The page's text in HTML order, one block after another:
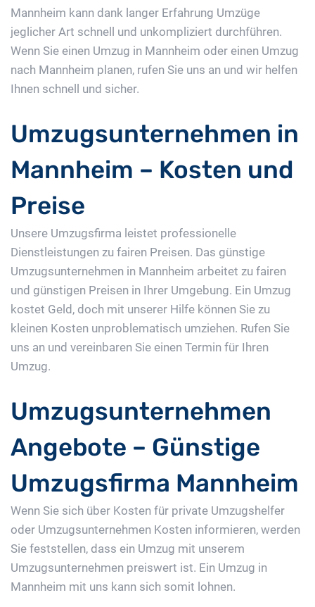
Mannheim kann dank langer Erfahrung Umzüge
jeglicher Art schnell und unkompliziert durchführen.
Wenn Sie einen Umzug in Mannheim oder einen Umzug
nach Mannheim planen, rufen Sie uns an und wir helfen
Ihnen schnell und sicher.
Umzugsunternehmen in
Mannheim – Kosten und
Preise
Unsere Umzugsfirma leistet professionelle
Dienstleistungen zu fairen Preisen. Das günstige
Umzugsunternehmen in Mannheim arbeitet zu fairen
und günstigen Preisen in Ihrer Umgebung. Ein Umzug
kostet Geld, doch mit unserer Hilfe können Sie zu
kleinen Kosten unproblematisch umziehen. Rufen Sie
uns an und vereinbaren Sie einen Termin für Ihren
Umzug.
Umzugsunternehmen
Angebote – Günstige
Umzugsfirma Mannheim
Wenn Sie sich über Kosten für private Umzugshelfer
oder Umzugsunternehmen Kosten informieren, werden
Sie feststellen, dass ein Umzug mit unserem
Umzugsunternehmen preiswert ist. Ein Umzug in
Mannheim mit uns kann sich somit lohnen.